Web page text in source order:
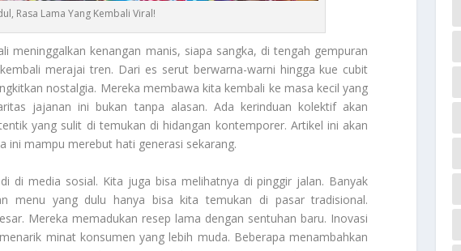
Rasa Lama Yang Kembali Viral!
meninggalkan kenangan manis, siapa sangka, di tengah gempuran
merajai tren. Dari es serut berwarna-warni hingga kue cubit
nostalgia. Mereka membawa kita kembali ke masa kecil yang
jajanan ini bukan tanpa alasan. Ada kerinduan kolektif akan
yang sulit di temukan di hidangan kontemporer. Artikel ini akan
ini mampu merebut hati generasi sekarang.
di media sosial. Kita juga bisa melihatnya di pinggir jalan. Banyak
menu yang dulu hanya bisa kita temukan di pasar tradisional.
Mereka memadukan resep lama dengan sentuhan baru. Inovasi
minat konsumen yang lebih muda. Beberapa menambahkan